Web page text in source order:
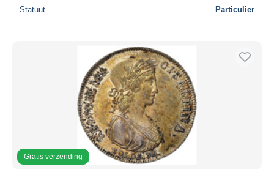
Statuut Particulier
Gratis verzending